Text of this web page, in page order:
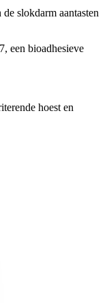
slokdarm aantasten
een bioadhesieve
hoest en